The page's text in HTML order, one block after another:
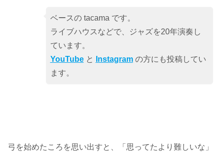
ベースの tacama です。
ライブハウスなどで、ジャズを20年演奏し
ています。
YouTubeと Instagramの方にも投稿してい
ます。
弓を始めたころを思い出すと、「思ってたより難しいな」